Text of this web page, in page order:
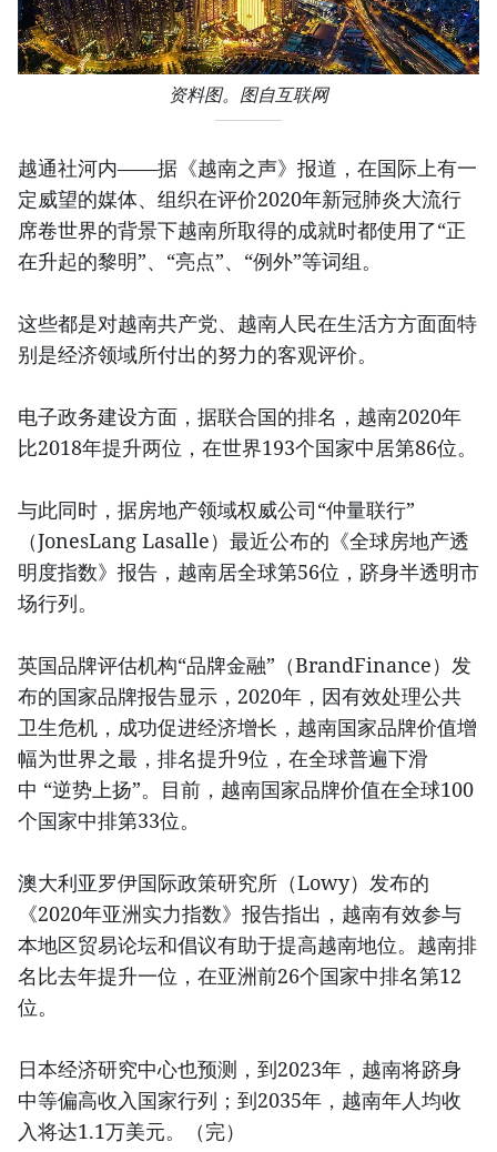
资料图。图自互联网
越通社河内——据《越南之声》报道，在国际上有一
定威望的媒体、组织在评价2020年新冠肺炎大流行
席卷世界的背景下越南所取得的成就时都使用了“正
在升起的黎明”、“亮点”、“例外”等词组。
这些都是对越南共产党、越南人民在生活方方面面特
别是经济领域所付出的努力的客观评价。
电子政务建设方面，据联合国的排名，越南2020年
比2018年提升两位，在世界193个国家中居第86位。
与此同时，据房地产领域权威公司“仲量联行”
（JonesLang Lasalle）最近公布的《全球房地产透
明度指数》报告，越南居全球第56位，跻身半透明市
场行列。
英国品牌评估机构“品牌金融”（BrandFinance）发
布的国家品牌报告显示，2020年，因有效处理公共
卫生危机，成功促进经济增长，越南国家品牌价值增
幅为世界之最，排名提升9位，在全球普遍下滑
中 “逆势上扬”。目前，越南国家品牌价值在全球100
个国家中排第33位。
澳大利亚罗伊国际政策研究所（Lowy）发布的
《2020年亚洲实力指数》报告指出，越南有效参与
本地区贸易论坛和倡议有助于提高越南地位。越南排
名比去年提升一位，在亚洲前26个国家中排名第12
位。
日本经济研究中心也预测，到2023年，越南将跻身
中等偏高收入国家行列；到2035年，越南年人均收
入将达1.1万美元。（完）